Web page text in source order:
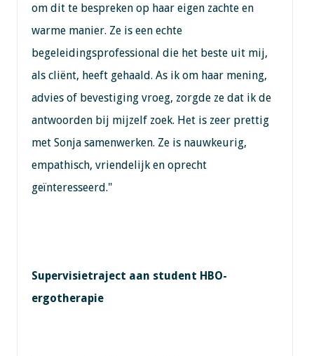
om dit te bespreken op haar eigen zachte en
warme manier. Ze is een echte
begeleidingsprofessional die het beste uit mij,
als cliënt, heeft gehaald. As ik om haar mening,
advies of bevestiging vroeg, zorgde ze dat ik de
antwoorden bij mijzelf zoek. Het is zeer prettig
met Sonja samenwerken. Ze is nauwkeurig,
empathisch, vriendelijk en oprecht
geïnteresseerd."
Supervisietraject aan student HBO-
ergotherapie